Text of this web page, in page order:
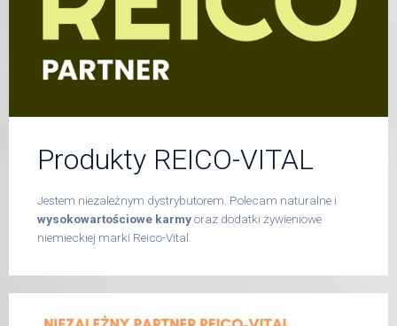
Produkty REICO-VITAL
Jestem niezależnym dystrybutorem. Polecam naturalne i
wysokowartościowe karmyoraz dodatki żywieniowe
niemieckiej marki Reico-Vital.